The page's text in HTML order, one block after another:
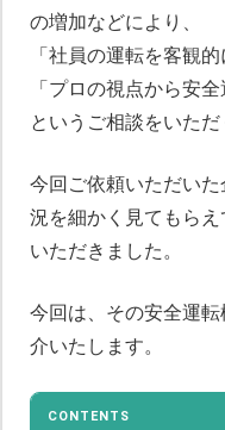
の増加などにより、
「社員の運転を客観的
「プロの視点から安
というご相談をいただ
今回ご依頼いただい
況を細かく見てもら
いただきました。
今回は、その安全運
介いたします。
CONTENTS